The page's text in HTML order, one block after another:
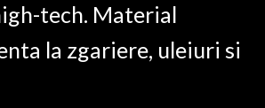
tech. Material
la zgariere, uleiuri si